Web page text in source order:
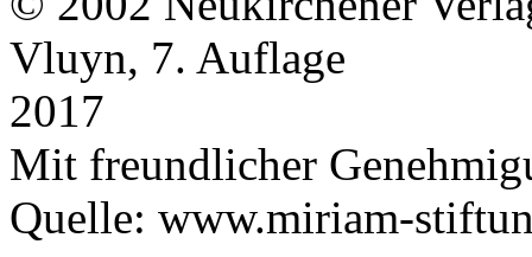
Vluyn, 7. Auflage
2017
Mit freundlicher
Quelle: www.miriam-